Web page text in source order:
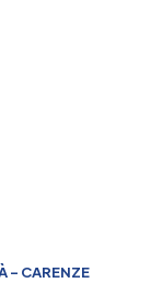
- CARENZE